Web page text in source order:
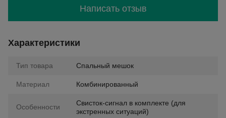
Написать отзыв
Характеристики
Тип товара Спальный мешок
Материал Комбинированный
Особенности
Свисток-сигнал в комплекте (для
экстренных ситуаций)